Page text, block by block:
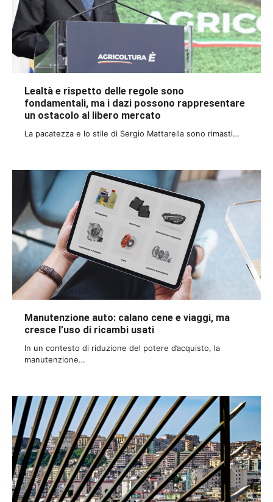
Lealtà e rispetto delle regole sono
fondamentali, ma i dazi possono rappresentare
un ostacolo al libero mercato
La pacatezza e lo stile di Sergio Mattarella sono rimasti…
Manutenzione auto: calano cene e viaggi, ma
cresce l’uso di ricambi usati
In un contesto di riduzione del potere d’acquisto, la
manutenzione…